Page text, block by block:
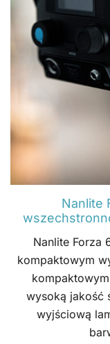
Nanlite
Nanlite Forza
kompaktowym
wysoką jakość
wyjściową